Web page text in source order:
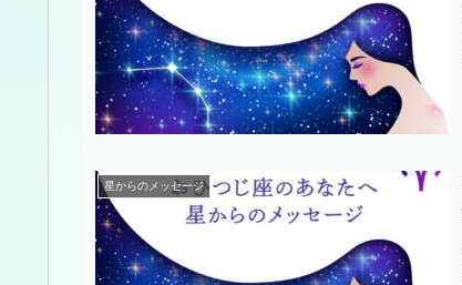
星からのメッセージ